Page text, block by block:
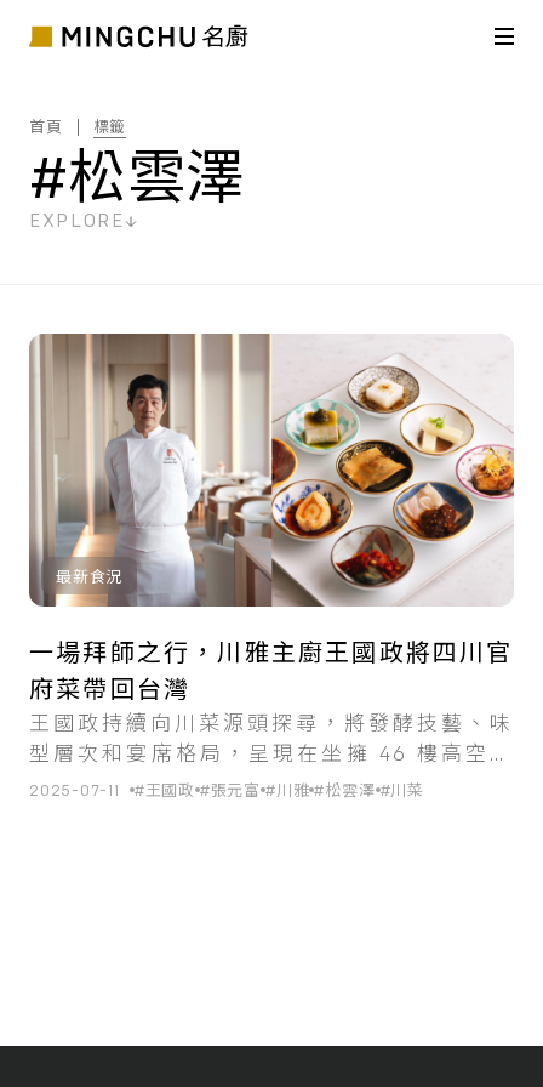
首頁 標籤
#松雲澤
EXPLORE
筆搜尋結果
最新食況
一場拜師之行，川雅主廚王國政將四川官
府菜帶回台灣
王國政持續向川菜源頭探尋，將發酵技藝、味
型層次和宴席格局，呈現在坐擁 46 樓高空景
致的台北川雅餐桌。
2025-07-11 #王國政 #張元富 #川雅 #松雲澤 #川菜